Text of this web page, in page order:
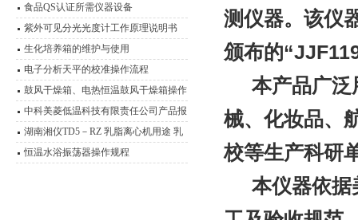
说明书
食品QS认证所需仪器设备
紫外可见分光光度计工作原理说明书
生化培养箱的维护与使用
电子分析天平的校准操作流程
鼓风干燥箱、电热恒温鼓风干燥箱操作
技术 性能特点
中科美菱低温科技有限责任公司产品报
价表（2011年）
湖南湘仪TD5－RZ 乳脂离心机用途 乳
脂离心机技术参数
恒温水浴振荡器操作规程
测仪器。该仪
颁布的
本产品广泛
械、化妆品、
校等生产科研
本仪器依据